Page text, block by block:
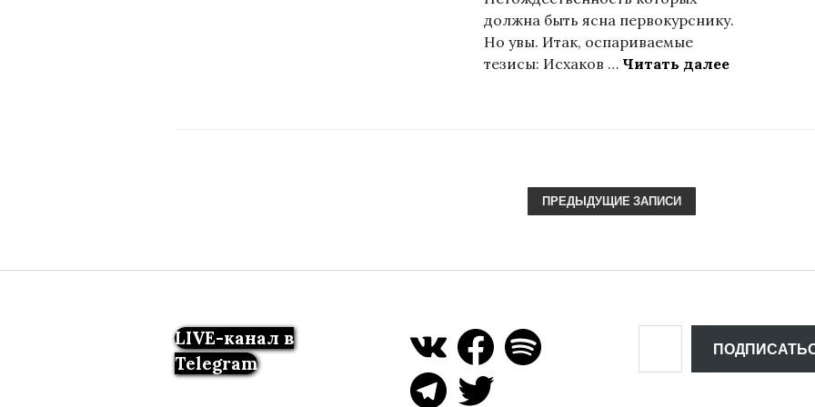
должна быть ясна первокурснику.
Но увы. Итак, оспариваемые
тезисы: Исхаков … Читать далее
ПРЕДЫДУЩИЕ ЗАПИСИ
LIVE-канал в
Telegram
K
F
a
c
e
b
S
p
o
T
e
T
w
a